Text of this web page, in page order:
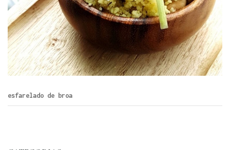
esfarelado de broa